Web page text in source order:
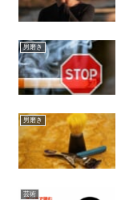
男磨き
男磨き
芸術